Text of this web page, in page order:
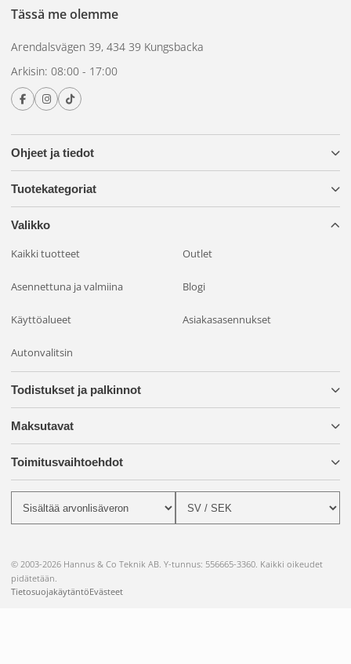
jossa on 40A-sulake, joka mahdollistaa suurten lamppujen
Takuu
1 vuosi
Toimituksen sisältö
Jokainen tilaus sisältää 1 täydellisen relekytkentäsarjan ja 1
virtavarkaan.
(ks. lisävarusteet).
Tämä koskee lähinnä uudempia eurooppalaisia autoja, joissa
Ohjeet ja tiedot
Tuotekategoriat
Valikko
Kaikki tuotteet Outlet
Asennettuna ja valmiina Blogi
Käyttöalueet Asiakasasennukset
Autonvalitsin
Tässä me olemme
Arendalsvägen 39, 434 39 Kungsbacka
Arkisin: 08:00 - 17:00
Todistukset ja palkinnot
Maksutavat
Toimitusvaihtoehdot
© 2003-2026 Hannus & Co Teknik AB. Y-tunnus: 556665-3360. Kaikki oikeudet
pidätetään.
TietosuojakäytäntöEvästeet